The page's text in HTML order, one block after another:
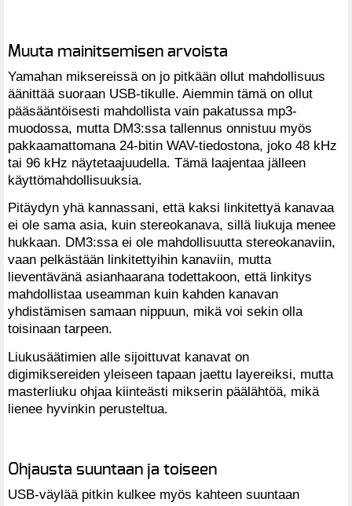
Muuta mainitsemisen arvoista
Yamahan miksereissä on jo pitkään ollut mahdollisuus
äänittää suoraan USB-tikulle. Aiemmin tämä on ollut
pääsääntöisesti mahdollista vain pakatussa mp3-
muodossa, mutta DM3:ssa tallennus onnistuu myös
pakkaamattomana 24-bitin WAV-tiedostona, joko 48 kHz
tai 96 kHz näytetaajuudella. Tämä laajentaa jälleen
käyttömahdollisuuksia.
Pitäydyn yhä kannassani, että kaksi linkitettyä kanavaa
ei ole sama asia, kuin stereokanava, sillä liukuja menee
hukkaan. DM3:ssa ei ole mahdollisuutta stereokanaviin,
vaan pelkästään linkitettyihin kanaviin, mutta
lieventävänä asianhaarana todettakoon, että linkitys
mahdollistaa useamman kuin kahden kanavan
yhdistämisen samaan nippuun, mikä voi sekin olla
toisinaan tarpeen.
Liukusäätimien alle sijoittuvat kanavat on
digimiksereiden yleiseen tapaan jaettu layereiksi, mutta
masterliuku ohjaa kiinteästi mikserin päälähtöä, mikä
lienee hyvinkin perusteltua.
Ohjausta suuntaan ja toiseen
USB-väylää pitkin kulkee myös kahteen suuntaan